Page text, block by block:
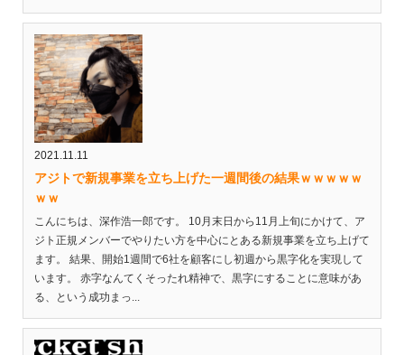
2021.11.11
アジトで新規事業を立ち上げた一週間後の結果ｗｗｗｗｗ
ｗｗ
こんにちは、深作浩一郎です。 10月末日から11月上旬にかけて、ア
ジト正規メンバーでやりたい方を中心にとある新規事業を立ち上げて
ます。 結果、開始1週間で6社を顧客にし初週から黒字化を実現して
います。 赤字なんてくそったれ精神で、黒字にすることに意味があ
る、という成功まっ...